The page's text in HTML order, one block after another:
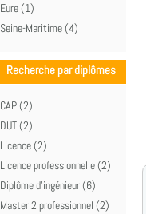
Eure (1)
Seine-Maritime (4)
Recherche par diplômes
CAP (2)
DUT (2)
Licence (2)
Licence professionnelle (2)
Diplôme d'ingénieur (6)
Master 2 professionnel (2)